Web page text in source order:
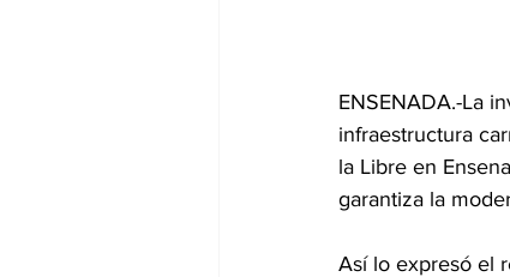
ENSENADA.-La
infraestructura
la Libre en
garantiza la
Así lo expresó el